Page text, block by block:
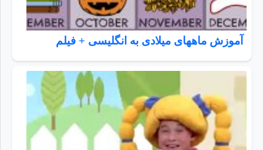
آموزش ماههای میلادی به انگلیسی + فیلم